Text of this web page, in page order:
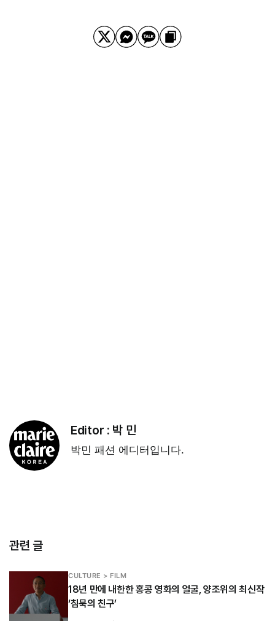
Editor : 박 민
박민 패션 에디터입니다.
관련 글
CULTURE > FILM
18년 만에 내한한 홍콩 영화의 얼굴, 양조위의 최신작
‘침묵의 친구’